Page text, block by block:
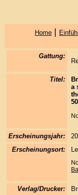
Home|
Gattung:
Titel:
a
Erscheinungsjahr:
Erscheinungsort:
Verlag/Drucker: Brill